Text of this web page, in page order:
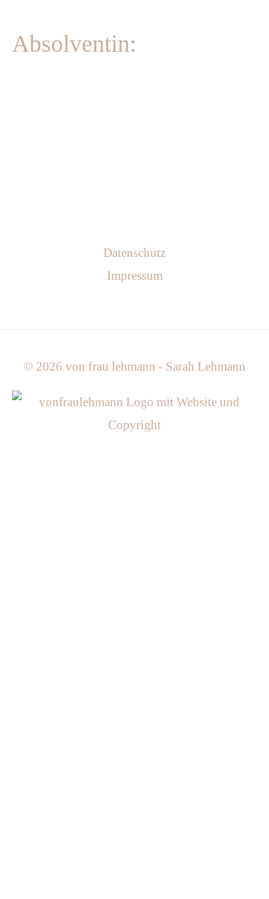
Absolventin:
Datenschutz
Impressum
© 2026 von frau lehmann - Sarah Lehmann